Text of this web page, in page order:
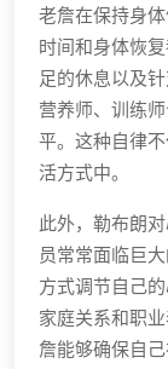
老詹在保持身
时间和身体恢
足的休息以及
营养师、训练
平。这种自律
活方式中。
此外，勒布朗
员常常面临巨
方式调节自己
家庭关系和职
詹能够确保自